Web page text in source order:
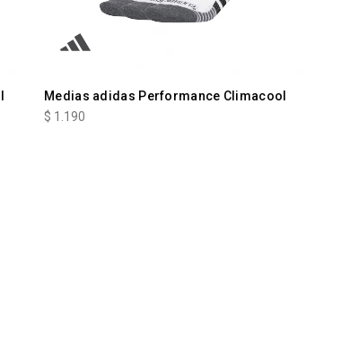
Medias adidas Performance Climacool
$ 1.190